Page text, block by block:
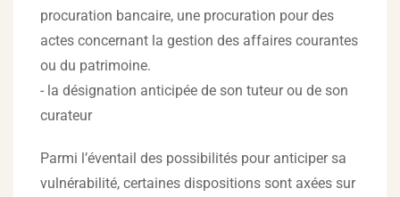
procuration bancaire, une procuration pour des
actes concernant la gestion des affaires courantes
ou du patrimoine.
- la désignation anticipée de son tuteur ou de son
curateur
Parmi l’éventail des possibilités pour anticiper sa
vulnérabilité, certaines dispositions sont axées sur